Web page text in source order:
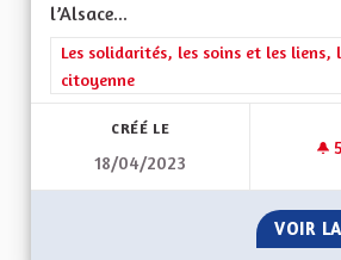
l’Alsace...
Filtrer les résultats de la catégorie :
Les solidarités, les soins et les
citoyenne
CRÉÉ LE
18/04/2023
VOIR